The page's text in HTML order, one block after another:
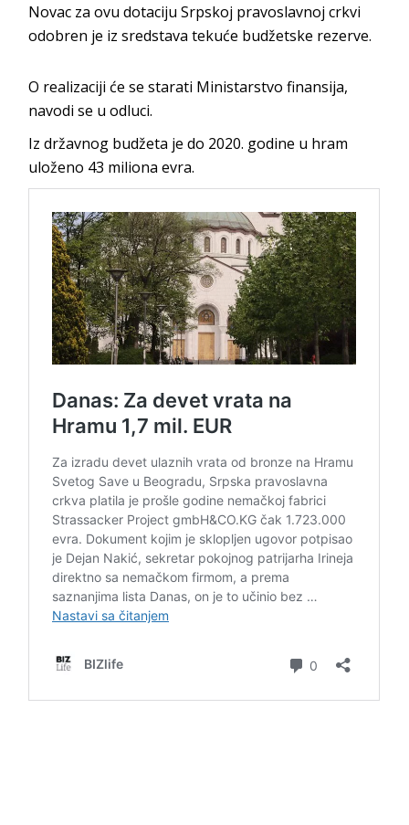
Novac za ovu dotaciju Srpskoj pravoslavnoj crkvi
odobren je iz sredstava tekuće budžetske rezerve.
O realizaciji će se starati Ministarstvo finansija,
navodi se u odluci.
Iz državnog budžeta je do 2020. godine u hram
uloženo 43 miliona evra.